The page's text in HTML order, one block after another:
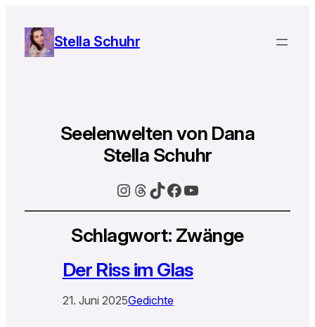
Stella Schuhr
Seelenwelten von Dana
Stella Schuhr
Instagram
Threads
TikTok
Facebook
YouTube
Schlagwort: Zwänge
Der Riss im Glas
21. Juni 2025Gedichte